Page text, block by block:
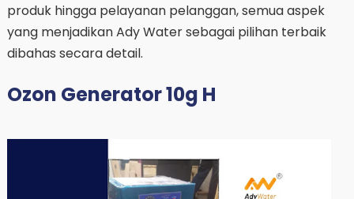
produk hingga pelayanan pelanggan, semua aspek
yang menjadikan Ady Water sebagai pilihan terbaik
dibahas secara detail.
Ozon Generator 10g H